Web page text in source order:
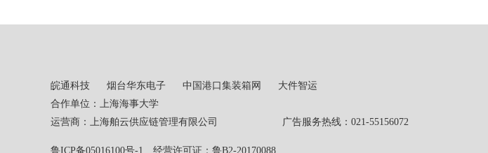
皖通科技 烟台华东电子 中国港口集装箱网
大件智运
合作单位：上海海事大学
运营商：上海舶云供应链管理有限公司 广告服务热线：021-55156072
鲁ICP备05016100号-1 经营许可证：鲁B2-20170088